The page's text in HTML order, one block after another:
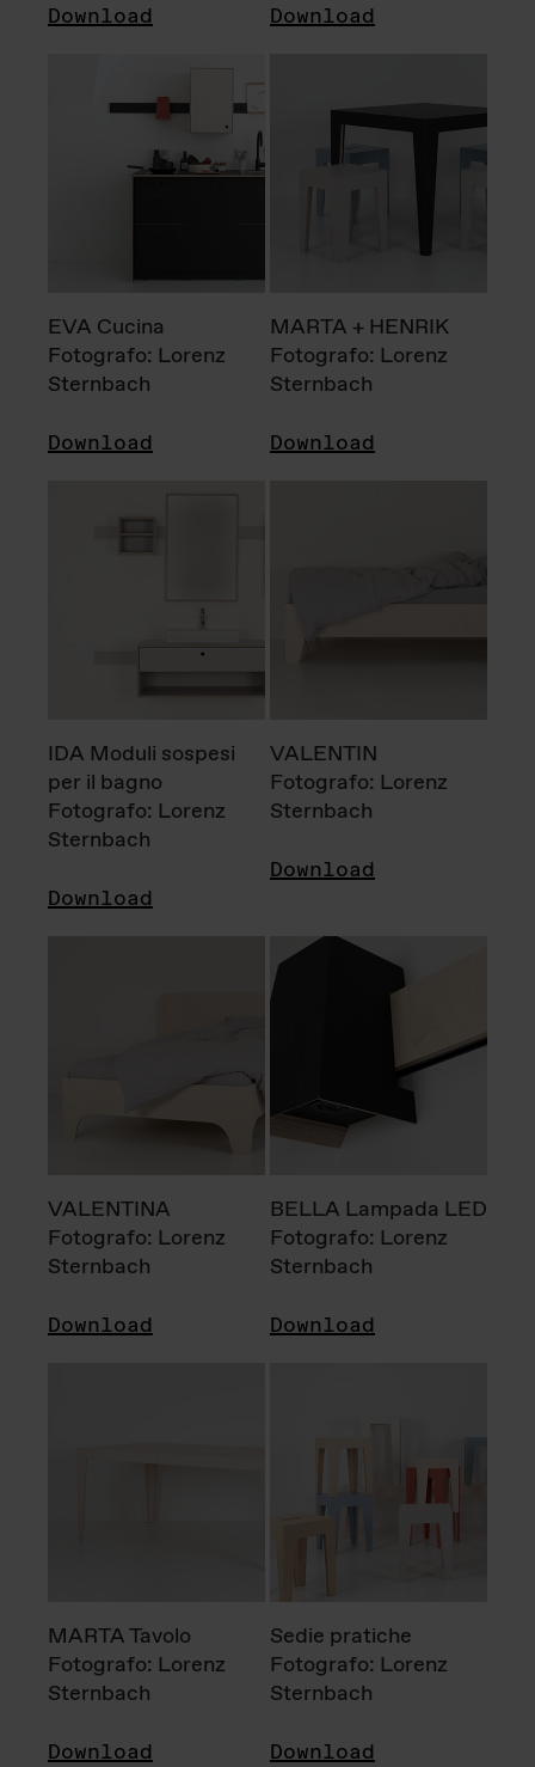
Download Download
EVA Cucina
Fotografo: Lorenz
Sternbach
Download
MARTA + HENRIK
Fotografo: Lorenz
Sternbach
Download
IDA Moduli sospesi
per il bagno
Fotografo: Lorenz
Sternbach
Download
VALENTIN
Fotografo: Lorenz
Sternbach
Download
VALENTINA
Fotografo: Lorenz
Sternbach
Download
BELLA Lampada LED
Fotografo: Lorenz
Sternbach
Download
MARTA Tavolo
Fotografo: Lorenz
Sternbach
Download
Sedie pratiche
Fotografo: Lorenz
Sternbach
Download